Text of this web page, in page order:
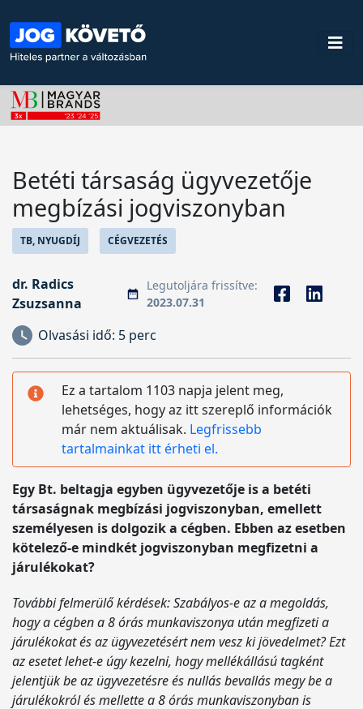
Betéti társaság ügyvezetője
megbízási jogviszonyban
TB, NYUGDÍJ CÉGVEZETÉS
dr. Radics
Zsuzsanna
Legutoljára frissítve:
2023.07.31
Olvasási idő: 5 perc
Ez a tartalom 1103 napja jelent meg,
lehetséges, hogy az itt szereplő információk
már nem aktuálisak. Legfrissebb
tartalmainkat itt érheti el.
Egy Bt. beltagja egyben ügyvezetője is a betéti
társaságnak megbízási jogviszonyban, emellett
személyesen is dolgozik a cégben. Ebben az esetben
kötelező-e mindkét jogviszonyban megfizetni a
járulékokat?
További felmerülő kérdések: Szabályos-e az a megoldás,
hogy a cégben a 8 órás munkaviszonya után megfizeti a
járulékokat és az ügyvezetésért nem vesz ki jövedelmet? Ezt
az esetet lehet-e úgy kezelni, hogy mellékállású tagként
jelentjük be az ügyvezetésre és nullás bevallás megy be a
járulékokról és mellette a 8 órás munkaviszonyban is